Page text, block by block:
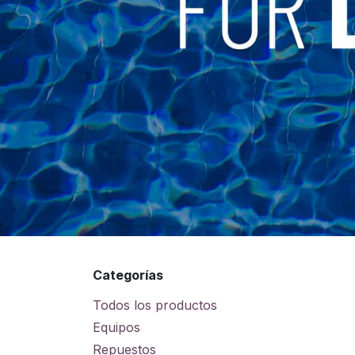
Categorías
Todos los productos
Equipos
Repuestos